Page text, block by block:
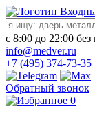
с 8:00 до 22:00
info@medver.ru
+7 (495) 374-73-35
Обратный звонок
0